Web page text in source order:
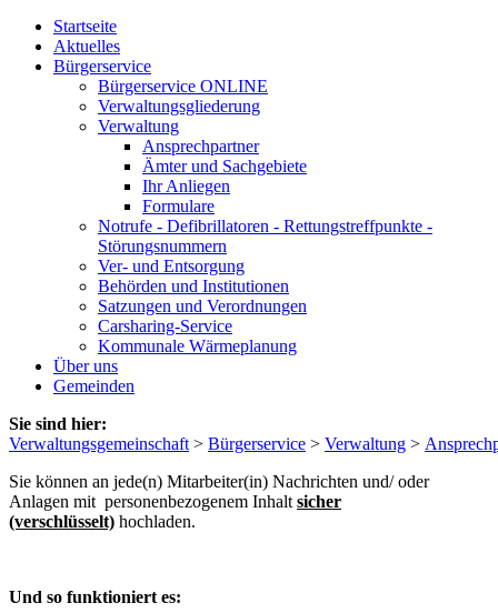
Startseite
Aktuelles
Bürgerservice
Bürgerservice ONLINE
Verwaltungsgliederung
Verwaltung
Ansprechpartner
Ämter und Sachgebiete
Ihr Anliegen
Formulare
Notrufe - Defibrillatoren - Rettungstreffpunkte -
Störungsnummern
Ver- und Entsorgung
Behörden und Institutionen
Satzungen und Verordnungen
Carsharing-Service
Kommunale Wärmeplanung
Über uns
Gemeinden
Sie sind hier:
Verwaltungsgemeinschaft > Bürgerservice > Verwaltung >
Sie können an jede(n) Mitarbeiter(in) Nachrichten und/ oder
Anlagen mit personenbezogenem Inhalt sicher
(verschlüsselt) hochladen.
Und so funktioniert es: